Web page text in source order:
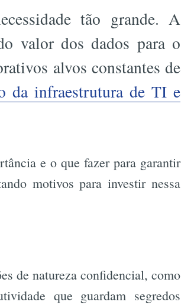
tão grande. A
valor dos dados para o
alvos constantes de
da infraestrutura de TI e
e o que fazer para garantir
motivos para investir nessa
de natureza confidencial, como
que guardam segredos